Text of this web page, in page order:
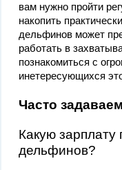
вам нужно пройти
накопить
дельфинов может
работать в
познакомиться с
инетересующихся
Часто
Какую
дельфинов?